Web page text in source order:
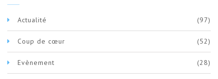
Actualité (97)
Coup de cœur (52)
Evènement (28)